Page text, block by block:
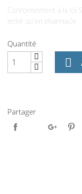
Conformément à la loi
retiré qu'en pharmacie
Quantité

Partager